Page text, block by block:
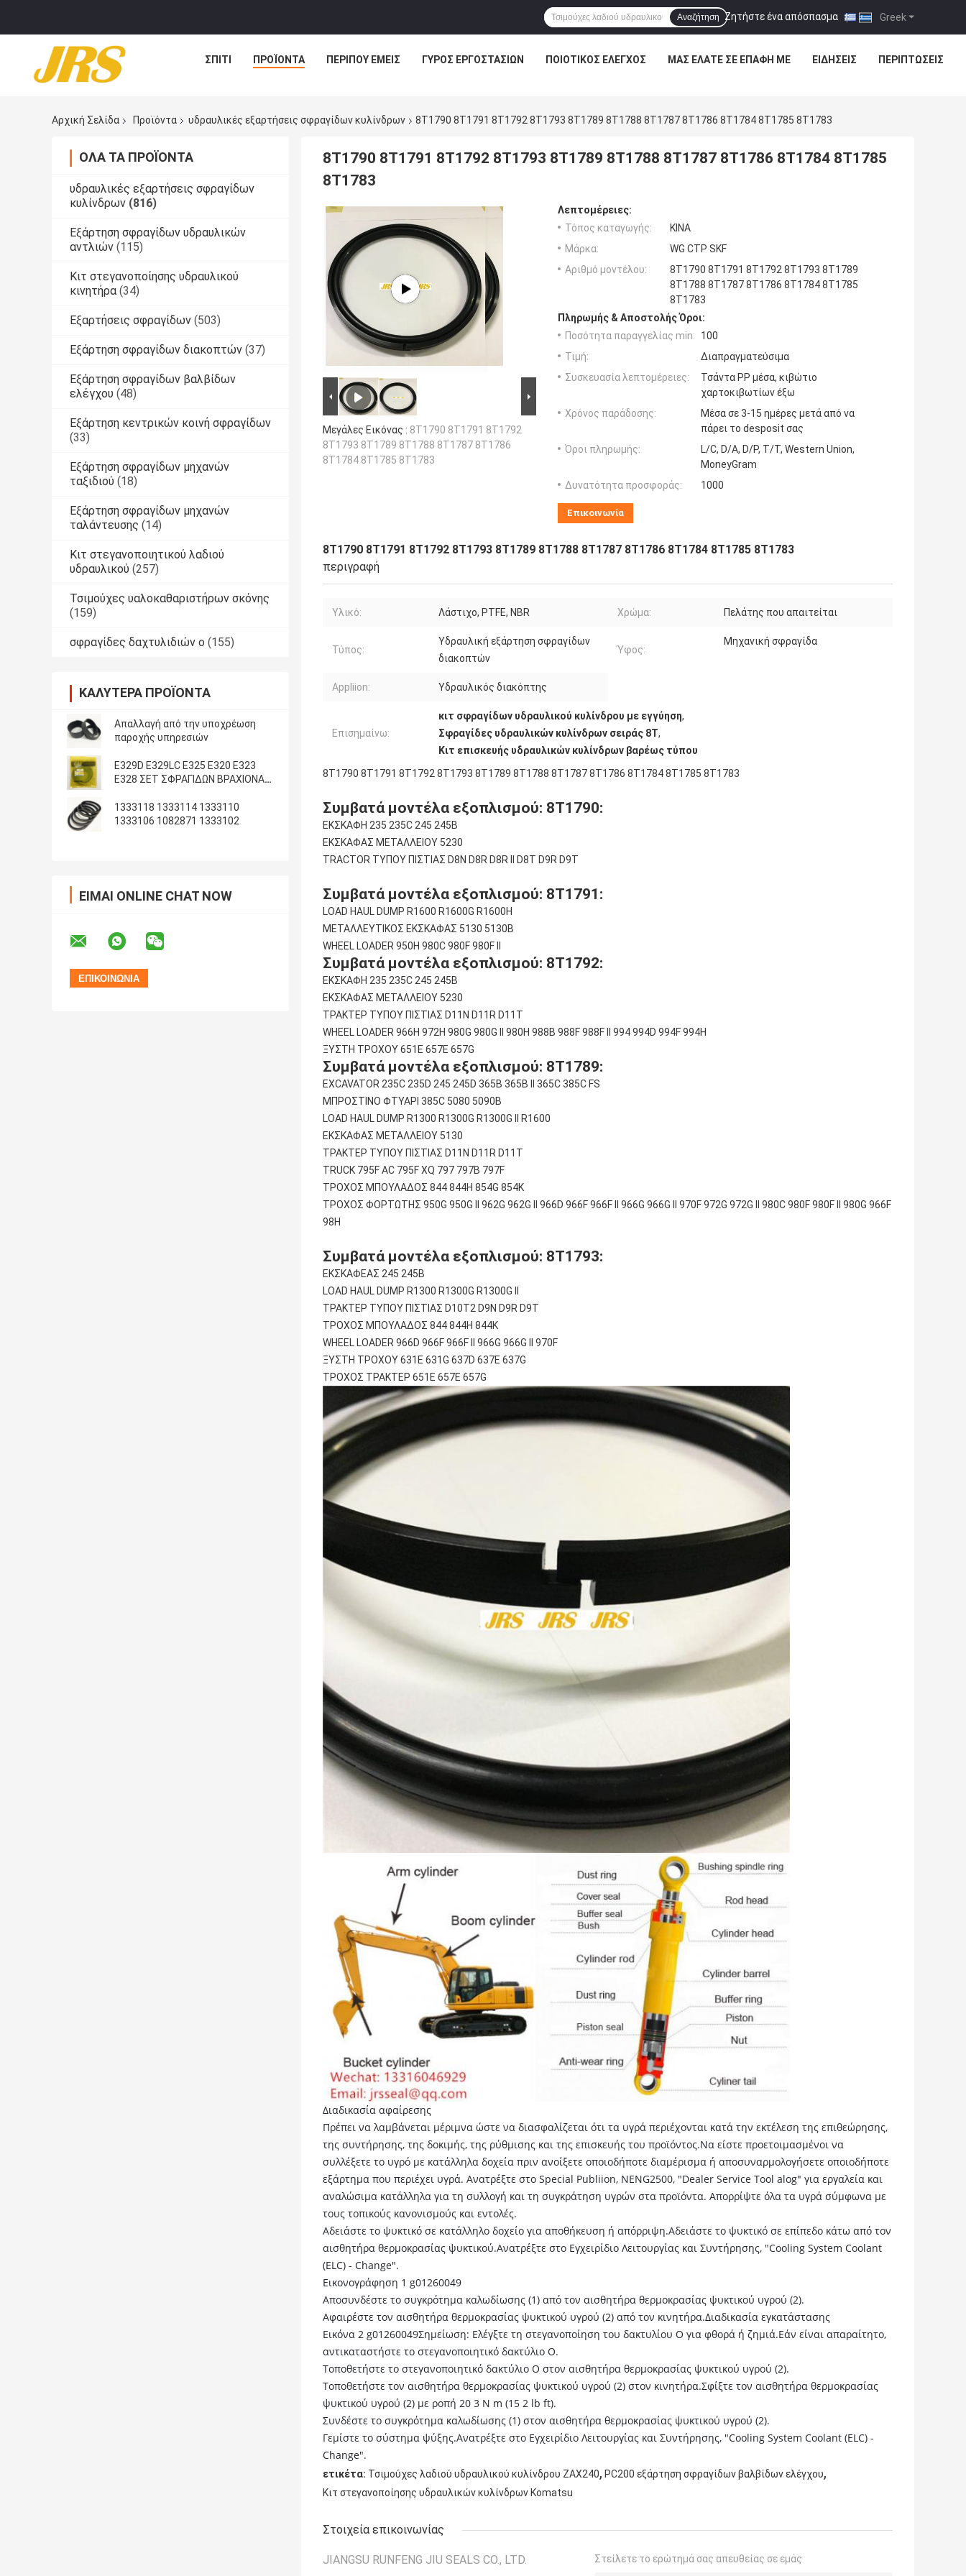
Greek
Ζητήστε ένα απόσπασμα |
Αναζήτηση
ΣΠΊΤΙ ΠΡΟΪΌΝΤΑ ΠΕΡΊΠΟΥ ΕΜΕΊΣ ΓΎΡΟΣ ΕΡΓΟΣΤΑΣΊΩΝ ΠΟΙΟΤΙΚΌΣ ΈΛΕΓΧΟΣ ΜΑΣ ΕΛΆΤΕ ΣΕ ΕΠΑΦΉ ΜΕ ΕΙΔΉΣΕΙΣ ΠΕΡΙΠΤΏΣΕΙΣ
Αρχική Σελίδα Προϊόντα υδραυλικές εξαρτήσεις σφραγίδων κυλίνδρων 8T1790 8T1791 8T1792 8T1793 8T1789 8T1788 8T1787 8T1786 8T1784 8T1785 8T1783
ΌΛΑ ΤΑ ΠΡΟΪΌΝΤΑ
υδραυλικές εξαρτήσεις σφραγίδων
κυλίνδρων (816)
Εξάρτηση σφραγίδων υδραυλικών
αντλιών (115)
Κιτ στεγανοποίησης υδραυλικού
κινητήρα (34)
Εξαρτήσεις σφραγίδων (503)
Εξάρτηση σφραγίδων διακοπτών (37)
Εξάρτηση σφραγίδων βαλβίδων
ελέγχου (48)
Εξάρτηση κεντρικών κοινή σφραγίδων
(33)
Εξάρτηση σφραγίδων μηχανών
ταξιδιού (18)
Εξάρτηση σφραγίδων μηχανών
ταλάντευσης (14)
Κιτ στεγανοποιητικού λαδιού
υδραυλικού (257)
Τσιμούχες υαλοκαθαριστήρων σκόνης
(159)
σφραγίδες δαχτυλιδιών ο (155)
ΚΑΛΎΤΕΡΑ ΠΡΟΪΌΝΤΑ
Απαλλαγή από την υποχρέωση
παροχής υπηρεσιών
E329D E329LC E325 E320 E323
E328 ΣΕΤ ΣΦΡΑΓΙΔΩΝ ΒΡΑΧΙΟΝΑ
1333118 1333114 1333110
1333106 1082871 1333102
ΕΊΜΑΙ ONLINE CHAT NOW
8T1790 8T1791 8T1792 8T1793 8T1789 8T1788 8T1787 8T1786 8T1784 8T1785
8T1783
Μεγάλες Εικόνας : 8T1790 8T1791 8T1792
8T1793 8T1789 8T1788 8T1787 8T1786
8T1784 8T1785 8T1783
Λεπτομέρειες:
Τόπος καταγωγής:
ΚΙΝΑ
Μάρκα:
WG CTP SKF
Αριθμό μοντέλου:
8T1790 8T1791 8T1792 8T1793 8T1789
8T1788 8T1787 8T1786 8T1784 8T1785
8T1783
Πληρωμής & Αποστολής Όροι:
Ποσότητα παραγγελίας min:
100
Τιμή:
Διαπραγματεύσιμα
Συσκευασία λεπτομέρειες:
Τσάντα PP μέσα, κιβώτιο
χαρτοκιβωτίων έξω
Χρόνος παράδοσης:
Μέσα σε 3-15 ημέρες μετά από να
πάρει το desposit σας
Όροι πληρωμής:
L/C, D/A, D/P, T/T, Western Union,
MoneyGram
Δυνατότητα προσφοράς:
1000
Επικοινωνία
8T1790 8T1791 8T1792 8T1793 8T1789 8T1788 8T1787 8T1786 8T1784 8T1785 8T1783
περιγραφή
Υλικό: Λάστιχο, PTFE, NBR Χρώμα: Πελάτης που απαιτείται
Τύπος:
Υδραυλική εξάρτηση σφραγίδων
διακοπτών
Ύφος:
Μηχανική σφραγίδα
Appliion: Υδραυλικός διακόπτης
Επισημαίνω:
κιτ σφραγίδων υδραυλικού κυλίνδρου με εγγύηση,
Σφραγίδες υδραυλικών κυλίνδρων σειράς 8T,
Κιτ επισκευής υδραυλικών κυλίνδρων βαρέως τύπου
8T1790 8T1791 8T1792 8T1793 8T1789 8T1788 8T1787 8T1786 8T1784 8T1785 8T1783
Συμβατά μοντέλα εξοπλισμού: 8T1790:
ΕΚΣΚΑΦΗ 235 235C 245 245Β
ΕΚΣΚΑΦΑΣ ΜΕΤΑΛΛΕΙΟΥ 5230
TRACTOR ΤΥΠΟΥ ΠΙΣΤΙΑΣ D8N D8R D8R II D8T D9R D9T
Συμβατά μοντέλα εξοπλισμού: 8T1791:
LOAD HAUL DUMP R1600 R1600G R1600H
ΜΕΤΑΛΛΕΥΤΙΚΟΣ ΕΚΣΚΑΦΑΣ 5130 5130Β
WHEEL LOADER 950H 980C 980F 980F II
Συμβατά μοντέλα εξοπλισμού: 8T1792:
ΕΚΣΚΑΦΗ 235 235C 245 245Β
ΕΚΣΚΑΦΑΣ ΜΕΤΑΛΛΕΙΟΥ 5230
ΤΡΑΚΤΕΡ ΤΥΠΟΥ ΠΙΣΤΙΑΣ D11N D11R D11T
WHEEL LOADER 966H 972H 980G 980G II 980H 988B 988F 988F II 994 994D 994F 994H
ΞΥΣΤΗ ΤΡΟΧΟΥ 651E 657E 657G
Συμβατά μοντέλα εξοπλισμού: 8T1789:
EXCAVATOR 235C 235D 245 245D 365B 365B II 365C 385C FS
ΜΠΡΟΣΤΙΝΟ ΦΤΥΑΡΙ 385C 5080 5090Β
LOAD HAUL DUMP R1300 R1300G R1300G II R1600
ΕΚΣΚΑΦΑΣ ΜΕΤΑΛΛΕΙΟΥ 5130
ΤΡΑΚΤΕΡ ΤΥΠΟΥ ΠΙΣΤΙΑΣ D11N D11R D11T
TRUCK 795F AC 795F XQ 797 797B 797F
ΤΡΟΧΟΣ ΜΠΟΥΛΑΔΟΣ 844 844H 854G 854Κ
ΤΡΟΧΟΣ ΦΟΡΤΩΤΗΣ 950G 950G II 962G 962G II 966D 966F 966F II 966G 966G II 970F 972G 972G II 980C 980F 980F II 980G 966F
98H
Συμβατά μοντέλα εξοπλισμού: 8T1793:
ΕΚΣΚΑΦΕΑΣ 245 245Β
LOAD HAUL DUMP R1300 R1300G R1300G II
ΤΡΑΚΤΕΡ ΤΥΠΟΥ ΠΙΣΤΙΑΣ D10T2 D9N D9R D9T
ΤΡΟΧΟΣ ΜΠΟΥΛΑΔΟΣ 844 844H 844Κ
WHEEL LOADER 966D 966F 966F II 966G 966G II 970F
ΞΥΣΤΗ ΤΡΟΧΟΥ 631E 631G 637D 637E 637G
ΤΡΟΧΟΣ ΤΡΑΚΤΕΡ 651E 657E 657G
Διαδικασία αφαίρεσης
Πρέπει να λαμβάνεται μέριμνα ώστε να διασφαλίζεται ότι τα υγρά περιέχονται κατά την εκτέλεση της επιθεώρησης,
της συντήρησης, της δοκιμής, της ρύθμισης και της επισκευής του προϊόντος.Να είστε προετοιμασμένοι να
συλλέξετε το υγρό με κατάλληλα δοχεία πριν ανοίξετε οποιοδήποτε διαμέρισμα ή αποσυναρμολογήσετε οποιοδήποτε
εξάρτημα που περιέχει υγρά. Ανατρέξτε στο Special Publiion, NENG2500, "Dealer Service Tool alog" για εργαλεία και
αναλώσιμα κατάλληλα για τη συλλογή και τη συγκράτηση υγρών στα προϊόντα. Απορρίψτε όλα τα υγρά σύμφωνα με
τους τοπικούς κανονισμούς και εντολές.
Αδειάστε το ψυκτικό σε κατάλληλο δοχείο για αποθήκευση ή απόρριψη.Αδειάστε το ψυκτικό σε επίπεδο κάτω από τον
αισθητήρα θερμοκρασίας ψυκτικού.Ανατρέξτε στο Εγχειρίδιο Λειτουργίας και Συντήρησης, "Cooling System Coolant
(ELC) - Change".
Εικονογράφηση 1 g01260049
Αποσυνδέστε το συγκρότημα καλωδίωσης (1) από τον αισθητήρα θερμοκρασίας ψυκτικού υγρού (2).
Αφαιρέστε τον αισθητήρα θερμοκρασίας ψυκτικού υγρού (2) από τον κινητήρα.Διαδικασία εγκατάστασης
Εικόνα 2 g01260049Σημείωση: Ελέγξτε τη στεγανοποίηση του δακτυλίου Ο για φθορά ή ζημιά.Εάν είναι απαραίτητο,
αντικαταστήστε το στεγανοποιητικό δακτύλιο Ο.
Τοποθετήστε το στεγανοποιητικό δακτύλιο Ο στον αισθητήρα θερμοκρασίας ψυκτικού υγρού (2).
Τοποθετήστε τον αισθητήρα θερμοκρασίας ψυκτικού υγρού (2) στον κινητήρα.Σφίξτε τον αισθητήρα θερμοκρασίας
ψυκτικού υγρού (2) με ροπή 20 3 N m (15 2 lb ft).
Συνδέστε το συγκρότημα καλωδίωσης (1) στον αισθητήρα θερμοκρασίας ψυκτικού υγρού (2).
Γεμίστε το σύστημα ψύξης.Ανατρέξτε στο Εγχειρίδιο Λειτουργίας και Συντήρησης, "Cooling System Coolant (ELC) -
Change".
ετικέτα: Τσιμούχες λαδιού υδραυλικού κυλίνδρου ZAX240, PC200 εξάρτηση σφραγίδων βαλβίδων ελέγχου,
Κιτ στεγανοποίησης υδραυλικών κυλίνδρων Komatsu
Στοιχεία επικοινωνίας
JIANGSU RUNFENG JIU SEALS CO., LTD. Στείλετε το ερώτημά σας απευθείας σε εμάς